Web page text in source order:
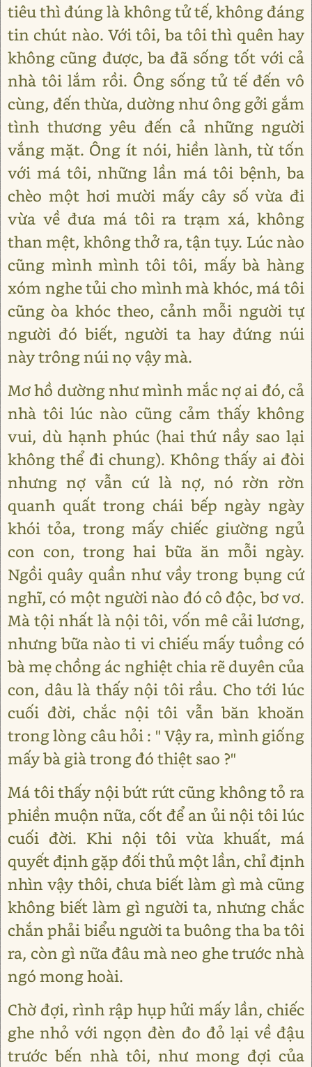
tiêu thì đúng là không tử tế, không đáng
tin chút nào. Với tôi, ba tôi thì quên hay
không cũng được, ba đã sống tốt với cả
nhà tôi lắm rồi. Ông sống tử tế đến vô
cùng, đến thừa, dường như ông gởi gắm
tình thương yêu đến cả những người
vắng mặt. Ông ít nói, hiền lành, từ tốn
với má tôi, những lần má tôi bệnh, ba
chèo một hơi mười mấy cây số vừa đi
vừa về đưa má tôi ra trạm xá, không
than mệt, không thở ra, tận tụy. Lúc nào
cũng mình mình tôi tôi, mấy bà hàng
xóm nghe tủi cho mình mà khóc, má tôi
cũng òa khóc theo, cảnh mỗi người tự
người đó biết, người ta hay đứng núi
này trông núi nọ vậy mà.
Mơ hồ dường như mình mắc nợ ai đó, cả
nhà tôi lúc nào cũng cảm thấy không
vui, dù hạnh phúc (hai thứ nầy sao lại
không thể đi chung). Không thấy ai đòi
nhưng nợ vẫn cứ là nợ, nó rờn rờn
quanh quất trong chái bếp ngày ngày
khói tỏa, trong mấy chiếc giường ngủ
con con, trong hai bữa ăn mỗi ngày.
Ngồi quây quần như vầy trong bụng cứ
nghĩ, có một người nào đó cô độc, bơ vơ.
Mà tội nhất là nội tôi, vốn mê cải lương,
nhưng bữa nào ti vi chiếu mấy tuồng có
bà mẹ chồng ác nghiệt chia rẽ duyên của
con, dâu là thấy nội tôi rầu. Cho tới lúc
cuối đời, chắc nội tôi vẫn băn khoăn
trong lòng câu hỏi : " Vậy ra, mình giống
mấy bà già trong đó thiệt sao ?"
Má tôi thấy nội bứt rứt cũng không tỏ ra
phiền muộn nữa, cốt để an ủi nội tôi lúc
cuối đời. Khi nội tôi vừa khuất, má
quyết định gặp đối thủ một lần, chỉ định
nhìn vậy thôi, chưa biết làm gì mà cũng
không biết làm gì người ta, nhưng chắc
chắn phải biểu người ta buông tha ba tôi
ra, còn gì nữa đâu mà neo ghe trước nhà
ngó mong hoài.
Chờ đợi, rình rập hụp hửi mấy lần, chiếc
ghe nhỏ với ngọn đèn đo đỏ lại về đậu
trước bến nhà tôi, như mong đợi của